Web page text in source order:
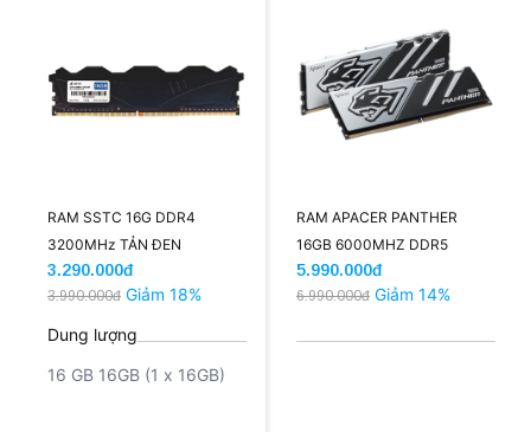
RAM SSTC 16G DDR4
3200MHz TẢN ĐEN
(INTEL/AMD)
3.290.000đ
3.990.000đ Giảm 18%
Dung lượng
16 GB 16GB (1 x 16GB)
RAM APACER PANTHER
16GB 6000MHZ DDR5
(ĐEN/TẢN)
5.990.000đ
6.990.000đ Giảm 14%